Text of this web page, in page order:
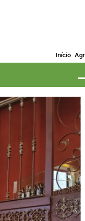
Início
encantos e